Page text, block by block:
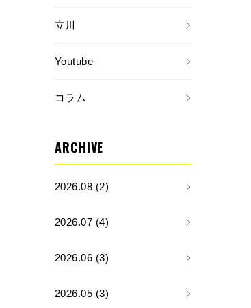
立川
Youtube
コラム
ARCHIVE
2026.08 (2)
2026.07 (4)
2026.06 (3)
2026.05 (3)